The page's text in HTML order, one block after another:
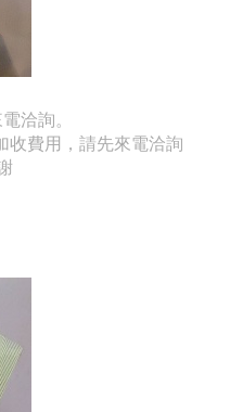
洽詢。
收費用，請先來電洽詢